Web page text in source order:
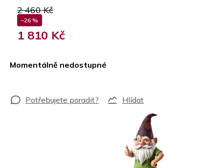
2 460 Kč
–26 %
1 810 Kč
Momentálně nedostupné
Hlídat